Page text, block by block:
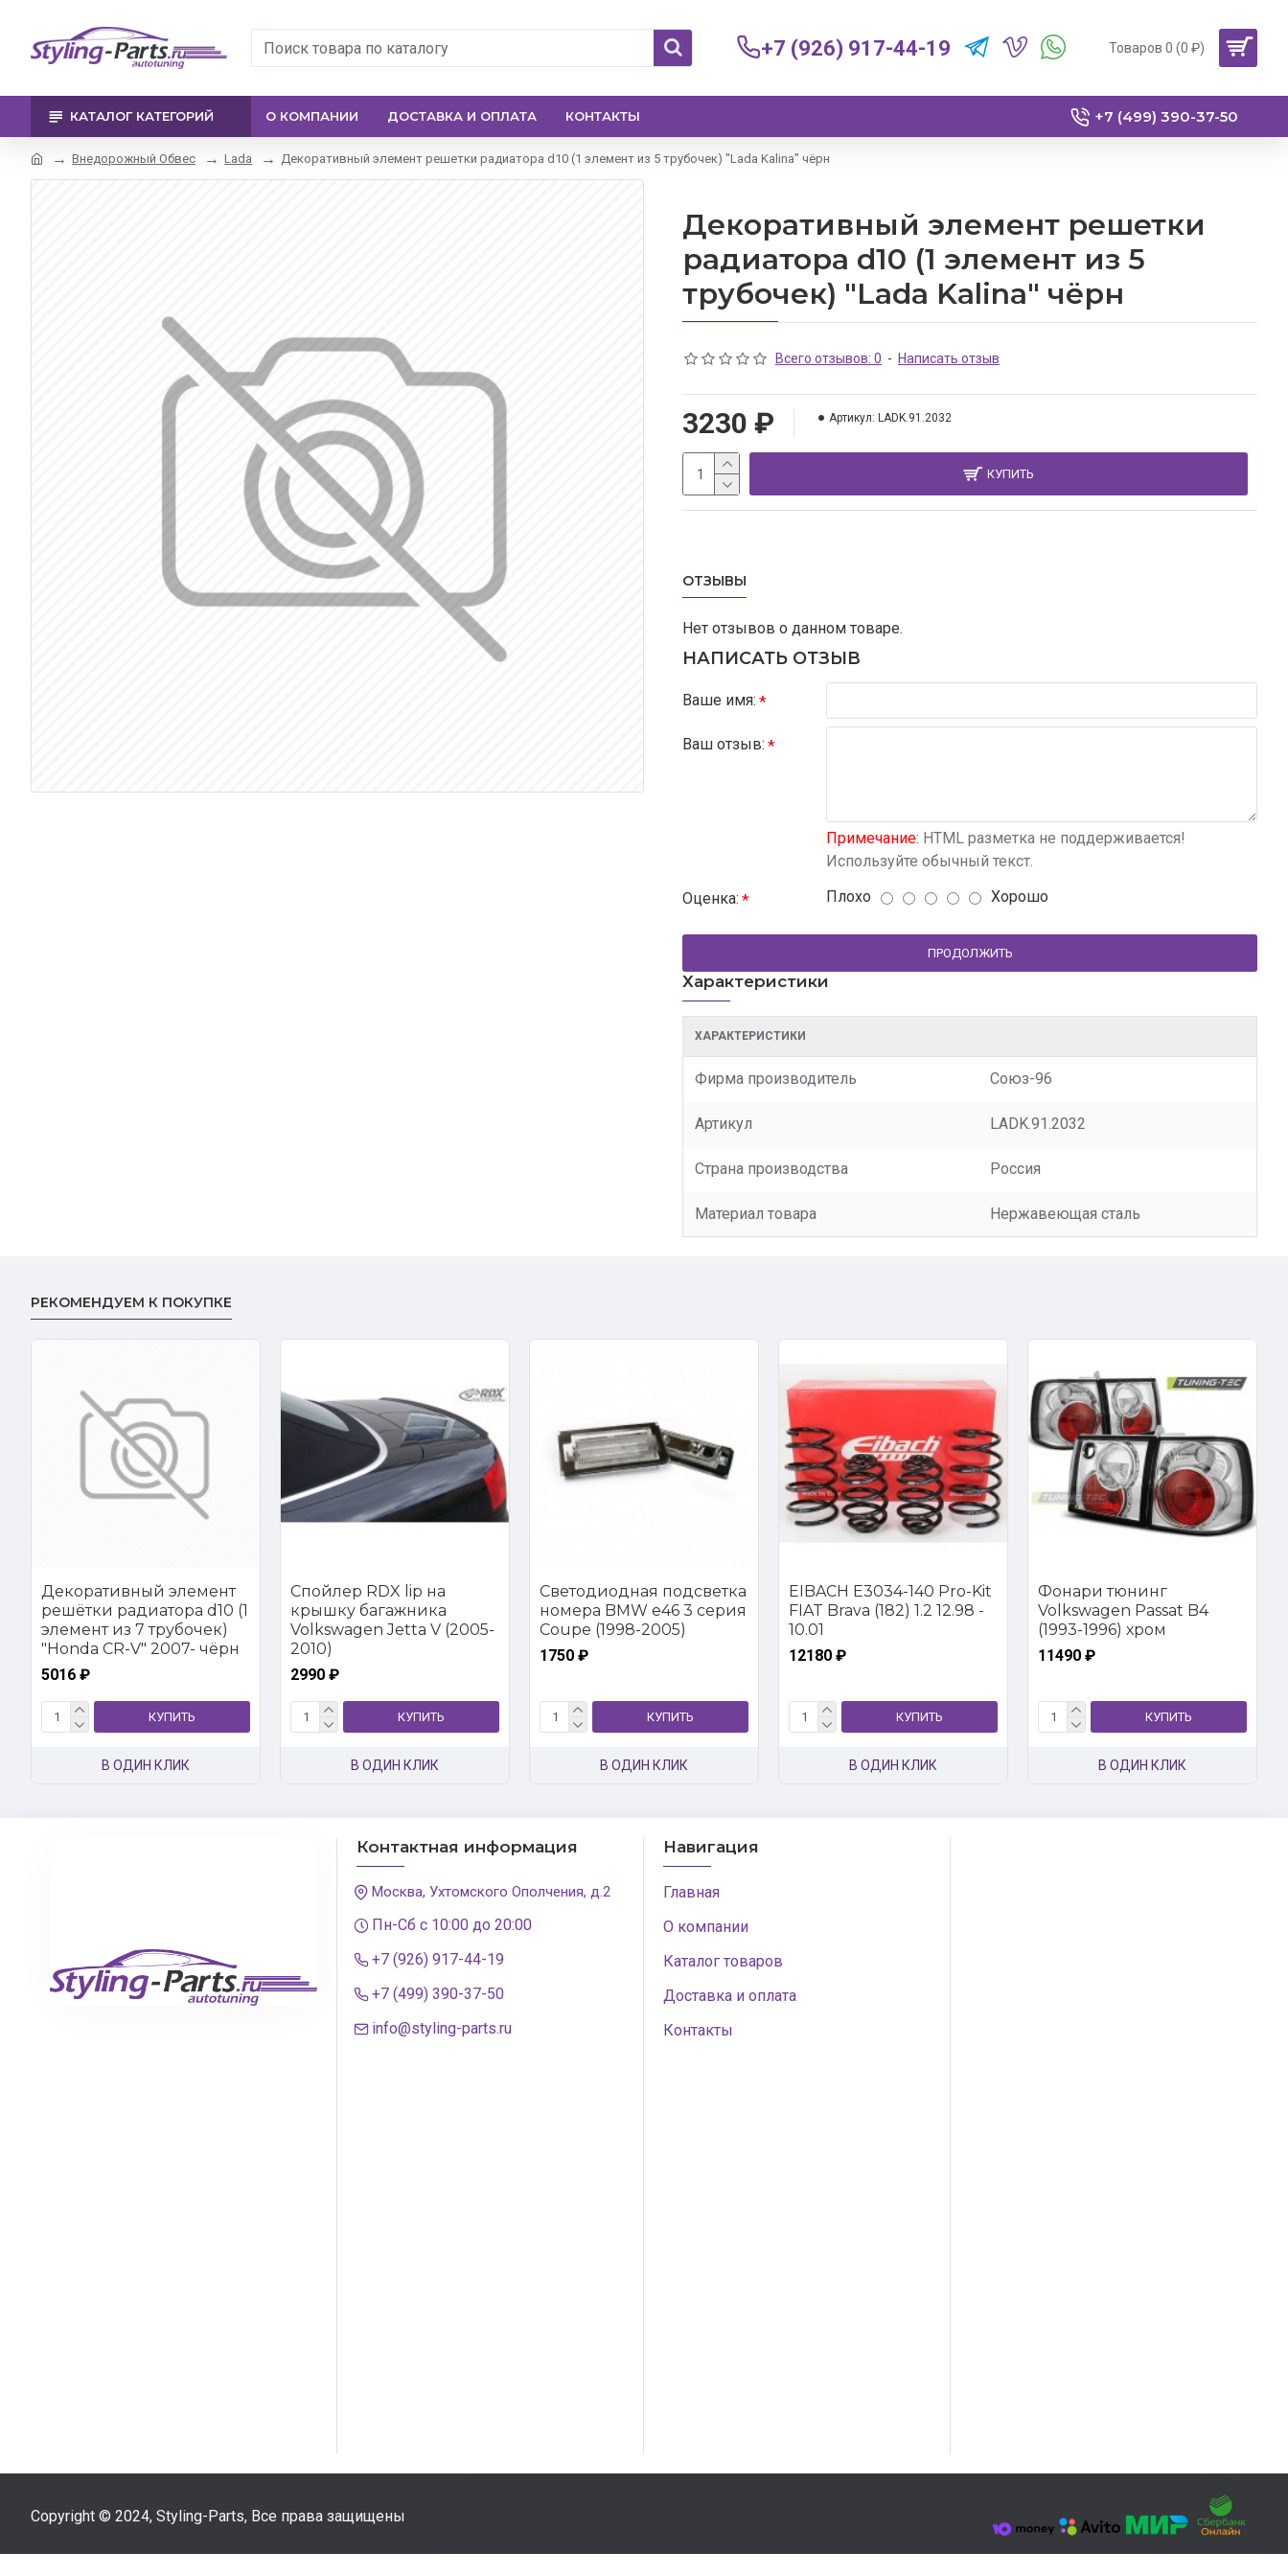
+7 (926) 917-44-19 Товаров 0 (0 ₽)
КАТАЛОГ КАТЕГОРИЙ О КОМПАНИИ ДОСТАВКА И ОПЛАТА КОНТАКТЫ +7 (499) 390-37-50
Внедорожный Обвес Lada Декоративный элемент решетки радиатора d10 (1 элемент из 5 трубочек) "Lada Kalina" чёрн
Декоративный элемент решетки
радиатора d10 (1 элемент из 5
трубочек) "Lada Kalina" чёрн
Всего отзывов: 0 - Написать отзыв
3230 ₽ Артикул: LADK.91.2032
КУПИТЬ
ОТЗЫВЫ
Нет отзывов о данном товаре.
НАПИСАТЬ ОТЗЫВ
Ваше имя:
Ваш отзыв:
Примечание: HTML разметка не поддерживается!
Используйте обычный текст.
Оценка: Плохо Хорошо
ПРОДОЛЖИТЬ
Характеристики
ХАРАКТЕРИСТИКИ
Фирма производитель Союз-96
Артикул LADK.91.2032
Страна производства Россия
Материал товара Нержавеющая сталь
РЕКОМЕНДУЕМ К ПОКУПКЕ
Декоративный элемент
решётки радиатора d10 (1
элемент из 7 трубочек)
"Honda CR-V" 2007- чёрн
5016 ₽
КУПИТЬ
В ОДИН КЛИК
Спойлер RDX lip на
крышку багажника
Volkswagen Jetta V (2005-
2010)
2990 ₽
КУПИТЬ
В ОДИН КЛИК
Светодиодная подсветка
номера BMW e46 3 серия
Coupe (1998-2005)
1750 ₽
КУПИТЬ
В ОДИН КЛИК
EIBACH E3034-140 Pro-Kit
FIAT Brava (182) 1.2 12.98 -
10.01
12180 ₽
КУПИТЬ
В ОДИН КЛИК
Фонари тюнинг
Volkswagen Passat B4
(1993-1996) хром
11490 ₽
КУПИТЬ
В ОДИН КЛИК
Контактная информация
Москва, Ухтомского Ополчения, д.2
Пн-Сб с 10:00 до 20:00
+7 (926) 917-44-19
+7 (499) 390-37-50
info@styling-parts.ru
Навигация
Главная
О компании
Каталог товаров
Доставка и оплата
Контакты
Copyright © 2024, Styling-Parts, Все права защищены